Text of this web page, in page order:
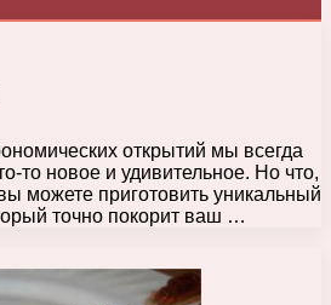
открытий мы всегда
то новое и удивительное. Но что,
можете приготовить уникальный
точно покорит ваш …